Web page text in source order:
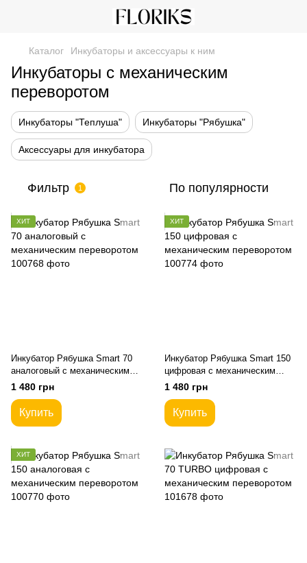
Каталог Инкубаторы и аксессуары к ним
Инкубаторы с механическим
переворотом
Инкубаторы "Теплуша" Инкубаторы "Рябушка"
Аксессуары для инкубатора
Фильтр 1 По популярности
ХИТ
Инкубатор Рябушка Smart 70
аналоговый с механическим
переворотом
1 480 грн
Купить
ХИТ
Инкубатор Рябушка Smart 150
цифровая с механическим
переворотом
1 480 грн
Купить
ХИТ